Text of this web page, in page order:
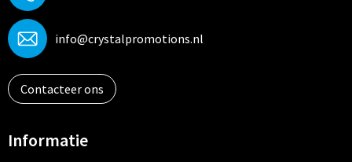
info@crystalpromotions.nl
Contacteer ons
Informatie